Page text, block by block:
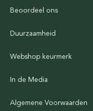
Beoordeel ons
Duurzaamheid
Webshop keurmerk
In de Media
Algemene Voorwaarden